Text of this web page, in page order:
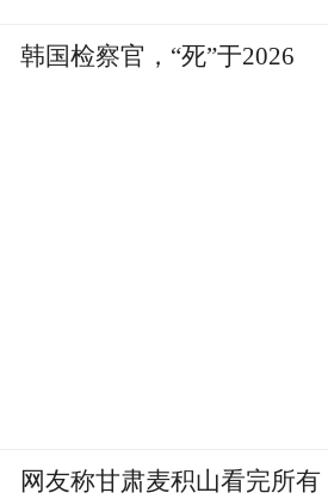
韩国检察官，“死”于2026
网友称甘肃麦积山看完所有